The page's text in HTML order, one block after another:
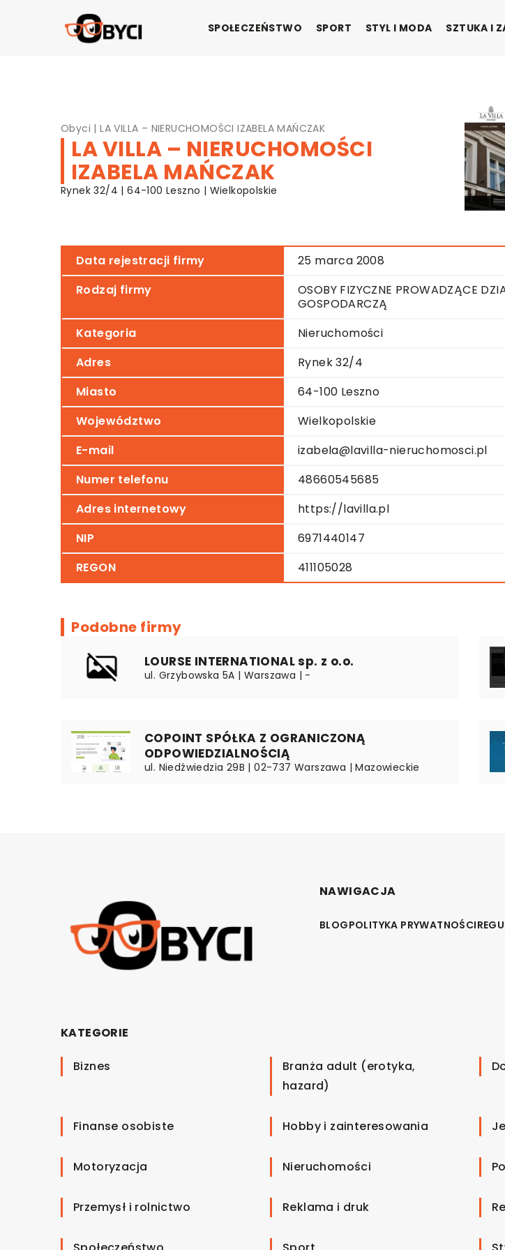
SPOŁECZEŃSTWO SPORT STYL I MODA SZTUKA I
Obyci |LA VILLA – NIERUCHOMOŚCI IZABELA MAŃCZAK
LA VILLA – NIERUCHOMOŚCI
IZABELA MAŃCZAK
Rynek 32/4 | 64-100 Leszno | Wielkopolskie
Data rejestracji firmy
25 marca 2008
Rodzaj firmy
OSOBY FIZYCZNE PROWADZĄCE
GOSPODARCZĄ
Kategoria
Nieruchomości
Adres
Rynek 32/4
Miasto
64-100 Leszno
Województwo
Wielkopolskie
E-mail
izabela@lavilla-nieruchomosci.pl
Numer telefonu
48660545685
Adres internetowy
https://lavilla.pl
NIP
6971440147
REGON
411105028
Podobne firmy
LOURSE INTERNATIONAL sp. z o.o.
ul. Grzybowska 5A | Warszawa | -
COPOINT SPÓŁKA Z OGRANICZONĄ
ODPOWIEDZIALNOŚCIĄ
ul. Niedźwiedzia 29B | 02-737 Warszawa | Mazowieckie
NAWIGACJA
BLOGPOLITYKA PRYWATNOŚCI
KATEGORIE
Biznes
Branża adult (erotyka,
hazard)
Finanse osobiste Hobby i zainteresowania
Motoryzacja Nieruchomości
Przemysł i rolnictwo Reklama i druk